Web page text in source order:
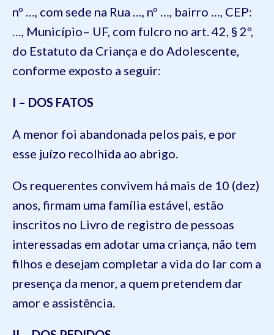
nº …, com sede na Rua …, nº …, bairro …, CEP:
…, Município– UF, com fulcro no art. 42, § 2º,
do Estatuto da Criança e do Adolescente,
conforme exposto a seguir:
I – DOS FATOS
A menor foi abandonada pelos pais, e por
esse juízo recolhida ao abrigo.
Os requerentes convivem há mais de 10 (dez)
anos, firmam uma família estável, estão
inscritos no Livro de registro de pessoas
interessadas em adotar uma criança, não tem
filhos e desejam completar a vida do lar com a
presença da menor, a quem pretendem dar
amor e assistência.